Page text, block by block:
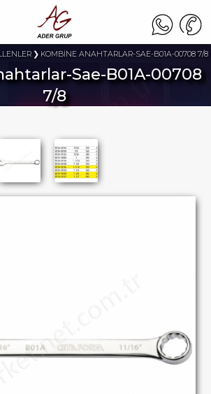
KOMBİNE ANAHTARLAR-SAE-B01A-00708 7/8
Sae-B01A-00708
7/8